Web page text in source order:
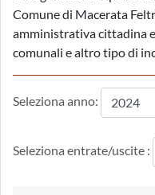
Comune di Macerata
amministrativa cittadina
comunali e altro tipo di
Seleziona anno:
Seleziona entrate/uscite :